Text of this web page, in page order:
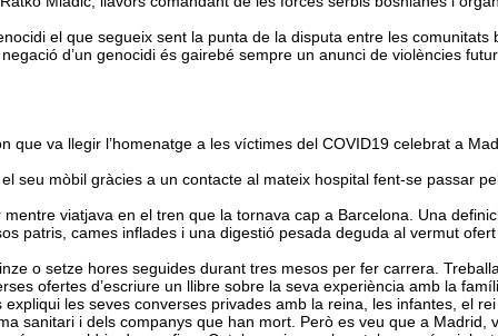
el que segueix sent la punta de la disputa entre les
d’un genocidi és gairebé sempre un anunci de violències
que va llegir l’homenatge a les víctimes del COVID19 celebrat a
seu mòbil gràcies a un contacte al mateix hospital fent-se passar
viatjava en el tren que la tornava cap a Barcelona. Una
patris, cames inflades i una digestió pesada deguda al vermut
o setze hores seguides durant tres mesos per fer carrera.
ofertes d’escriure un llibre sobre la seva experiència amb la
les seves converses privades amb la reina, les infantes, el
sanitari i dels companys que han mort. Però es veu que a